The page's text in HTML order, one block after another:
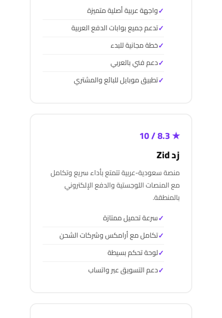
واجهة عربية أصلية متميزة
تدعم جميع بوابات الدفع العربية
خطة مجانية للبدء
دعم فني بالعربي
تطبيق موبايل للبائع والمشتري
★ 8.3 / 10
زد Zid
منصة سعودية-عربية تتمتع بأداء سريع وتكامل
مع المنصات اللوجستية والدفع الإلكتروني
بالمنطقة.
سرعة تحميل ممتازة
تكامل مع أرامكس وشركات الشحن
لوحة تحكم بسيطة
دعم التسويق عبر واتساب